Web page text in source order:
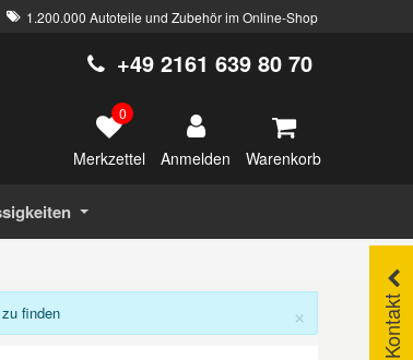
1.200.000 Autoteile und Zubehör im Online-Shop
+49 2161 639 80 70
0
Merkzettel Anmelden Warenkorb
Kontakt
×
finden